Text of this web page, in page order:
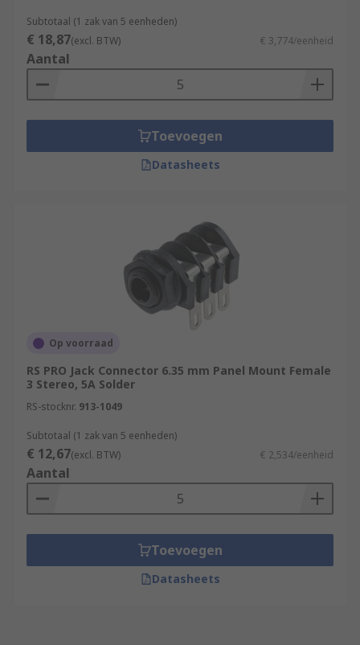
Subtotaal (1 zak van 5 eenheden)
€ 18,87(excl. BTW) € 3,774/eenheid
Aantal
Toevoegen
Datasheets
Op voorraad
RS PRO Jack Connector 6.35 mm Panel Mount Female
3 Stereo, 5A Solder
RS-stocknr. 913-1049
Subtotaal (1 zak van 5 eenheden)
€ 12,67(excl. BTW) € 2,534/eenheid
Aantal
Toevoegen
Datasheets